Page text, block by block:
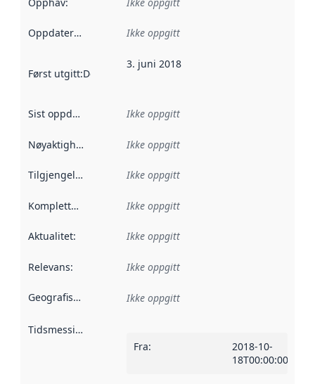
Oppdateringsfrekvens :
Ikke oppgitt
Først utgitt:Denne datoen sier når dataene i dette
3. juni 2018
Sist oppdatert Ikke oppgitt
Nøyaktighet Ikke oppgitt
Tilgjengelighet Ikke oppgitt
Kompletthet Ikke oppgitt
Aktualitet: Ikke oppgitt
Relevans: Ikke oppgitt
Geografisk avgrensning :
Ikke oppgitt
Tidsmessig avgrensning
Fra:
2018-10-
18T00:00:00Z